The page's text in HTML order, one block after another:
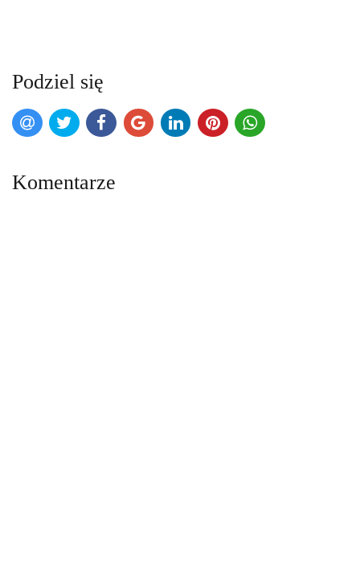
Podziel się
Komentarze